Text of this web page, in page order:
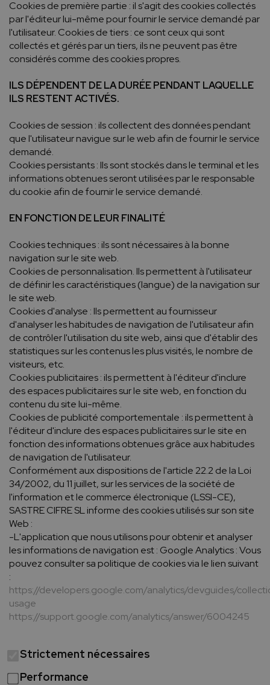
Cookies de première partie : il s'agit des cookies collectés
par l'éditeur lui-même pour fournir le service demandé par
l'utilisateur. Cookies de tiers : ce sont ceux qui sont
collectés et gérés par un tiers, ils ne peuvent pas être
considérés comme des cookies propres.
ILS DÉPENDENT DE LA DURÉE PENDANT LAQUELLE
ILS RESTENT ACTIVÉS.
Cookies de session : ils collectent des données pendant
que l'utilisateur navigue sur le web afin de fournir le service
demandé.
Cookies persistants : Ils sont stockés dans le terminal et les
informations obtenues seront utilisées par le responsable
du cookie afin de fournir le service demandé.
EN FONCTION DE LEUR FINALITÉ
Cookies techniques : ils sont nécessaires à la bonne
navigation sur le site web.
Cookies de personnalisation. Ils permettent à l'utilisateur
de définir les caractéristiques (langue) de la navigation sur
le site web.
Cookies d'analyse : Ils permettent au fournisseur
d'analyser les habitudes de navigation de l'utilisateur afin
de contrôler l'utilisation du site web, ainsi que d'établir des
statistiques sur les contenus les plus visités, le nombre de
visiteurs, etc.
Cookies publicitaires : ils permettent à l'éditeur d'inclure
des espaces publicitaires sur le site web, en fonction du
contenu du site lui-même.
Cookies de publicité comportementale : ils permettent à
l'éditeur d'inclure des espaces publicitaires sur le site en
fonction des informations obtenues grâce aux habitudes
de navigation de l'utilisateur.
Conformément aux dispositions de l'article 22.2 de la Loi
34/2002, du 11 juillet, sur les services de la société de
l'information et le commerce électronique (LSSI-CE),
SASTRE CIFRE SL informe des cookies utilisés sur son site
Web :
-L'application que nous utilisons pour obtenir et analyser
les informations de navigation est : Google Analytics : Vous
pouvez consulter sa politique de cookies via le lien suivant
:
https://developers.google.com/analytics/devguides/
usage
https://support.google.com/analytics/answer/6004245
Strictement nécessaires
Performance